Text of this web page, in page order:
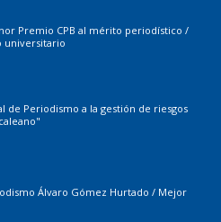
Premio CPB al mérito periodístico /
universitario
de Periodismo a la gestión de riesgos
Álvaro Gómez Hurtado / Mejor